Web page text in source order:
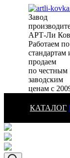
Завод
АРТ-Ли
Работаем по
стандартам
продаем
по честным
заводским
ценам с
КАТАЛОГ